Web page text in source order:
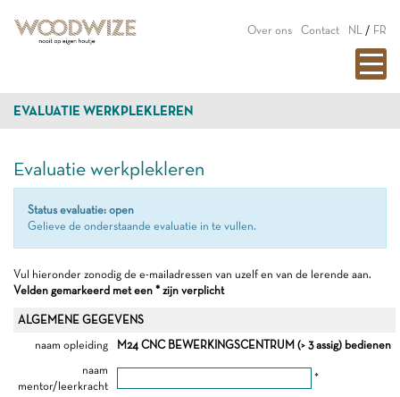
Over ons Contact NL / FR
EVALUATIE WERKPLEKLEREN
Evaluatie werkplekleren
Status evaluatie: open
Gelieve de onderstaande evaluatie in te vullen.
Vul hieronder zonodig de e-mailadressen van uzelf en van de lerende aan.
Velden gemarkeerd met een * zijn verplicht
ALGEMENE GEGEVENS
naam opleiding
M24 CNC BEWERKINGSCENTRUM (> 3 assig) bedienen
naam
mentor/leerkracht
*